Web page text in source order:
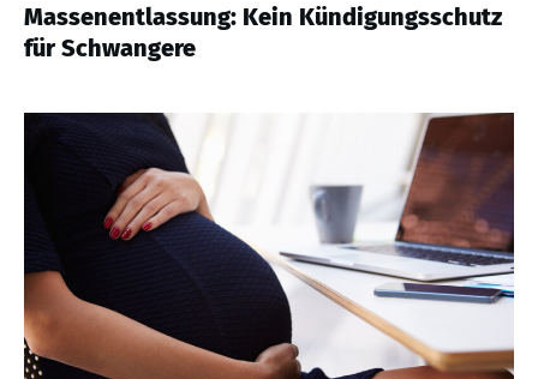
Massenentlassung: Kein Kündigungsschutz
für Schwangere